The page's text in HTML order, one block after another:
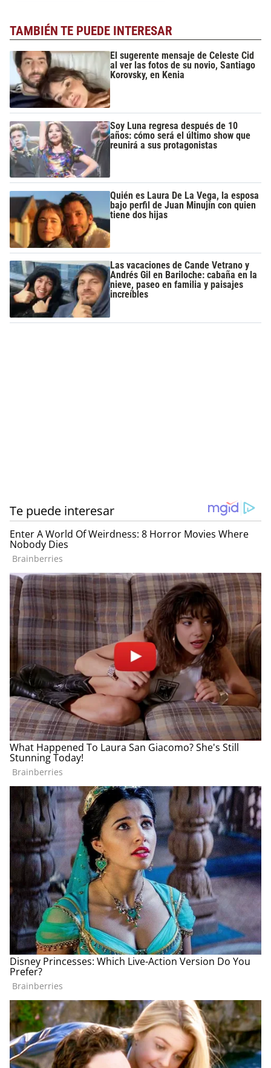
TAMBIÉN TE PUEDE INTERESAR
El sugerente mensaje de Celeste Cid
al ver las fotos de su novio, Santiago
Korovsky, en Kenia
Soy Luna regresa después de 10
años: cómo será el último show que
reunirá a sus protagonistas
Quién es Laura De La Vega, la esposa
bajo perfil de Juan Minujín con quien
tiene dos hijas
Las vacaciones de Cande Vetrano y
Andrés Gil en Bariloche: cabaña en la
nieve, paseo en familia y paisajes
increíbles